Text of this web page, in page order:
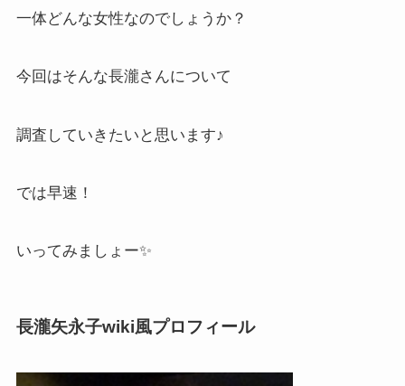
一体どんな女性なのでしょうか？
今回はそんな長瀧さんについて
調査していきたいと思います♪
では早速！
いってみましょー✨
長瀧矢永子wiki風プロフィール